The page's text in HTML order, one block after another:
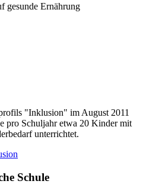
gesunde Ernährung
"Inklusion" im August 2011
pro Schuljahr etwa 20 Kinder mit
unterrichtet.
Schule